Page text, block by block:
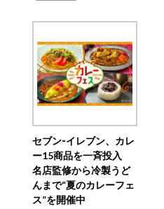
セブン‐イレブン、カレ
ー15商品を一斉投入
名店監修から冷製うど
んまで“夏のカレーフェ
ス”を開催中